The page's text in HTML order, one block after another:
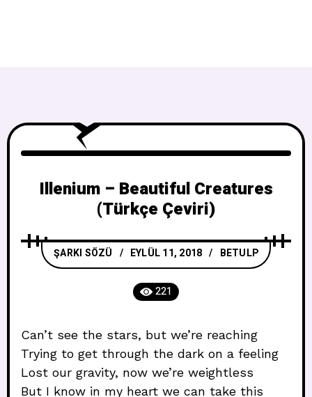
Illenium – Beautiful Creatures
(Türkçe Çeviri)
ŞARKI SÖZÜ EYLÜL 11, 2018 BETULP
221
Can’t see the stars, but we’re reaching
Trying to get through the dark on a feeling
Lost our gravity, now we’re weightless
But I know in my heart we can take this